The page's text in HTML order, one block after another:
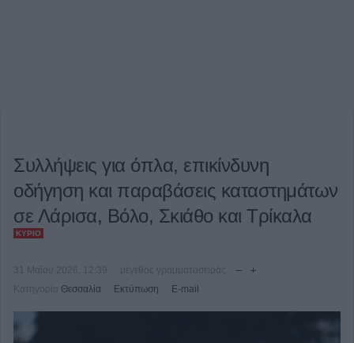
Συλλήψεις για όπλα, επικίνδυνη
οδήγηση και παραβάσεις καταστημάτων
σε Λάρισα, Βόλο, Σκιάθο και Τρίκαλα
ΚΎΡΙΟ
31 Μαΐου 2026, 12:39
μέγεθος γραμματοσειράς
Κατηγορία Θεσσαλία Εκτύπωση E-mail